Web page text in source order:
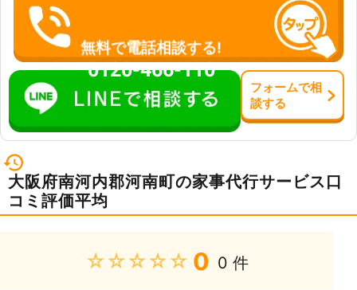
家事代行はお客様の快適さを追求する
なんでーもに、お任せください。 便
利屋なんでーもは24時間いつでもお
客様のご要望にお応えできるよう、定
休日や営業時間をもうけておりませ
ん。ご自宅でのお困りごとがありまし
たら、ぜひ当店の家事代行サービスを
ご利用ください。
無料で電話相談する!
0120-466-110
フォームで相
談する
大阪府南河内郡河南町の家事代行サービス口
コミ評価平均
★★★★★ 0 0 件